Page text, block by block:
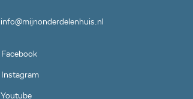
info@mijnonderdelenhuis.nl
Facebook
Instagram
Youtube